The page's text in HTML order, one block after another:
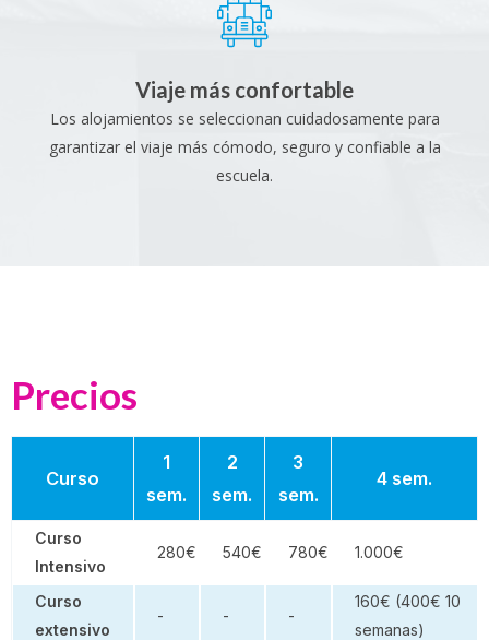
Viaje más confortable
Los alojamientos se seleccionan cuidadosamente para
garantizar el viaje más cómodo, seguro y confiable a la
escuela.
Precios
Curso
1
sem.
2
sem.
3
sem.
4 sem.
Curso
Intensivo
280€ 540€ 780€ 1.000€
Curso
extensivo
- - -
160€ (400€ 10
semanas)